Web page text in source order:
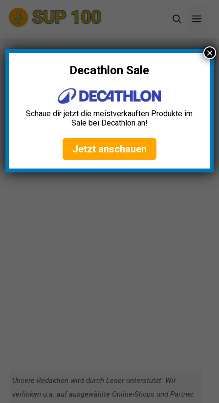
Zum
Inhalt
Startseite»Blog»Paddel Carbon Test: Die 11
besten (Bestenliste)
Paddel Carbon Test: Die 11
besten (Bestenliste)
Alexander Schumacher April 23, 2025
Unsere Redaktion wird durch Leser unterstützt. Wir
verlinken u.a. auf ausgewählte Online-Shops und Partner,
Decathlon Sale
Schaue dir jetzt die meistverkauften Produkte im
Sale bei Decathlon an!
Jetzt anschauen
×